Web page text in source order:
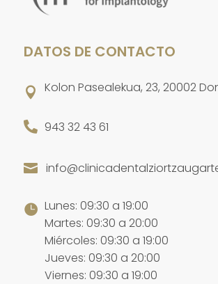
DATOS DE CONTACTO
 Kolon Pasealekua, 23, 20002
 943 32 43 61

 Lunes: 09:30 a 19:00
Martes: 09:30 a 20:00
Miércoles: 09:30 a 19:00
Jueves: 09:30 a 20:00
Viernes: 09:30 a 19:00